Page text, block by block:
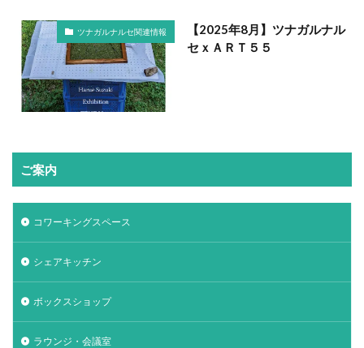
ツナガルナルセ関連情報
【2025年8月】ツナガルナル
セｘＡＲＴ５５
ご案内
コワーキングスペース
シェアキッチン
ボックスショップ
ラウンジ・会議室